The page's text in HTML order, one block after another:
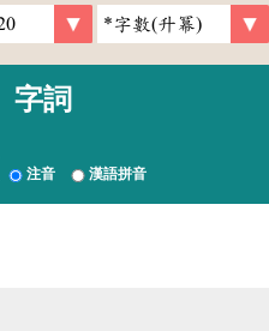
字詞
注音 漢語拼音